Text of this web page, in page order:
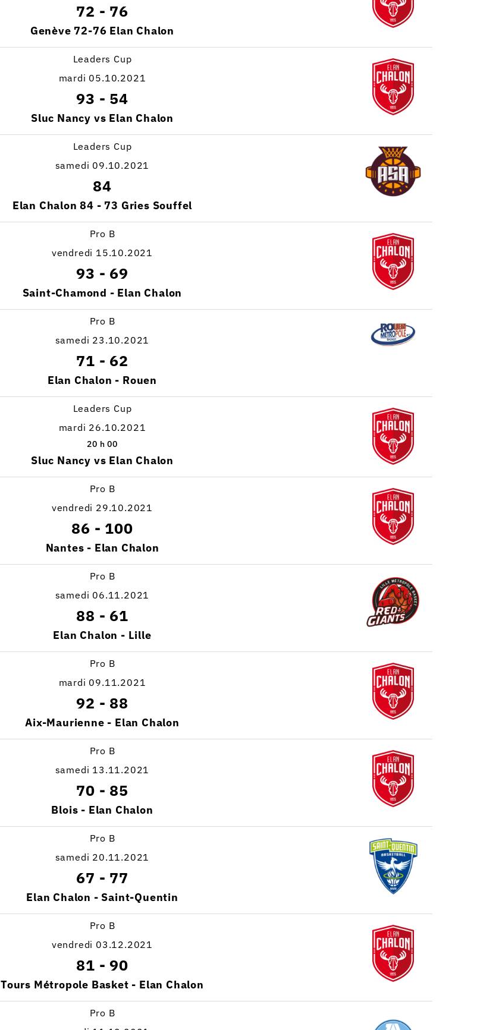
72 - 76
Genève 72-76 Elan Chalon
Leaders Cup
mardi 05.10.2021
93 - 54
Sluc Nancy vs Elan Chalon
Leaders Cup
samedi 09.10.2021
84
Elan Chalon 84 - 73 Gries Souffel
Pro B
vendredi 15.10.2021
93 - 69
Saint-Chamond - Elan Chalon
Pro B
samedi 23.10.2021
71 - 62
Elan Chalon - Rouen
Leaders Cup
mardi 26.10.2021
20 h 00
Sluc Nancy vs Elan Chalon
Pro B
vendredi 29.10.2021
86 - 100
Nantes - Elan Chalon
Pro B
samedi 06.11.2021
88 - 61
Elan Chalon - Lille
Pro B
mardi 09.11.2021
92 - 88
Aix-Maurienne - Elan Chalon
Pro B
samedi 13.11.2021
70 - 85
Blois - Elan Chalon
Pro B
samedi 20.11.2021
67 - 77
Elan Chalon - Saint-Quentin
Pro B
vendredi 03.12.2021
81 -90
Tours Métropole Basket - Elan Chalon
Pro B